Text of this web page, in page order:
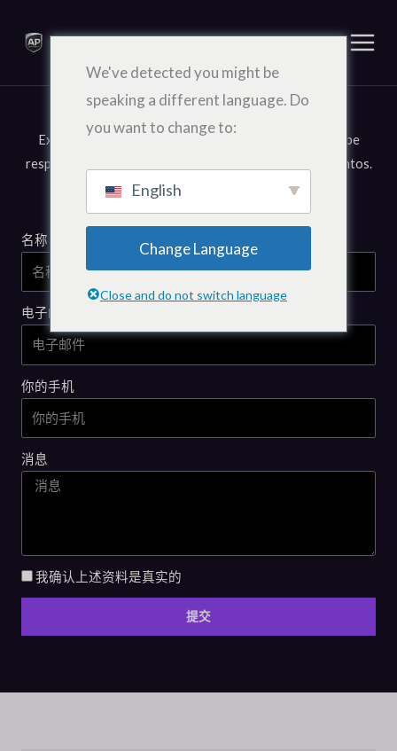
容
Fale Conosco
Explique melhor o que está precisando que nossa equipe
responderá o mais rápido possível para trabalharmos juntos.
名称
电子邮件
你的手机
消息
我确认上述资料是真实的
提交
t
We've detected you might be
speaking a different language. Do
you want to change to:
English
Change Language
Close and do not switch language